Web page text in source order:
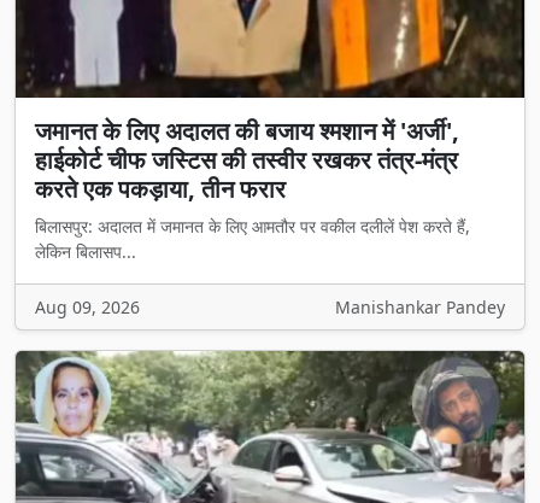
जमानत के लिए अदालत की बजाय श्मशान में 'अर्जी',
हाईकोर्ट चीफ जस्टिस की तस्वीर रखकर तंत्र-मंत्र
करते एक पकड़ाया, तीन फरार
बिलासपुर: अदालत में जमानत के लिए आमतौर पर वकील दलीलें पेश करते हैं,
लेकिन बिलासप...
Aug 09, 2026 Manishankar Pandey